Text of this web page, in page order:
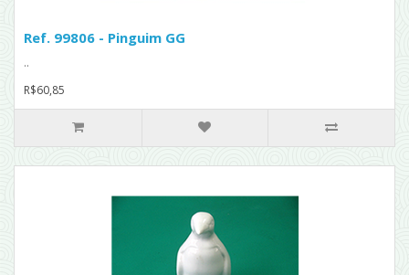
Ref. 99806 - Pinguim GG
..
R$60,85